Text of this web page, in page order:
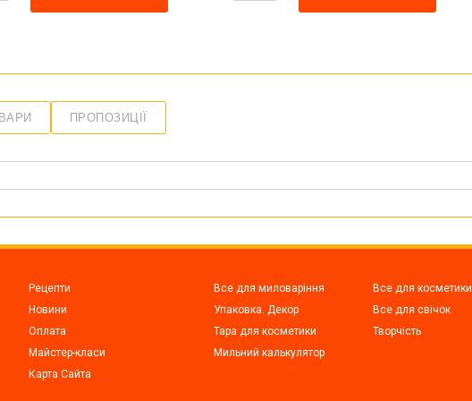
ПРОПОЗИЦІЇ
Рецепти
Новини
Оплата
Майстер-класи
Карта Сайта
Все для миловаріння
Все для косметики
Упаковка. Декор
Все для свічок
Тара для косметики
Творчість
Мильний калькулятор